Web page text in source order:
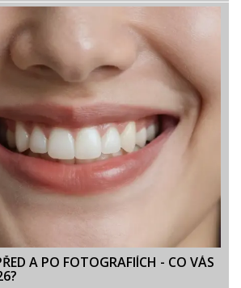
A PO FOTOGRAFIÍCH - CO VÁS